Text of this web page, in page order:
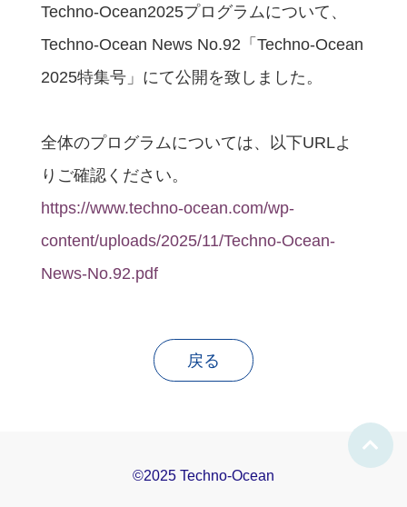
Techno-Ocean2025プログラムについて、
Techno-Ocean News No.92「Techno-Ocean
2025特集号」にて公開を致しました。
全体のプログラムについては、以下URLよ
りご確認ください。
https://www.techno-ocean.com/wp-
content/uploads/2025/11/Techno-Ocean-
News-No.92.pdf
戻る
©2025 Techno-Ocean